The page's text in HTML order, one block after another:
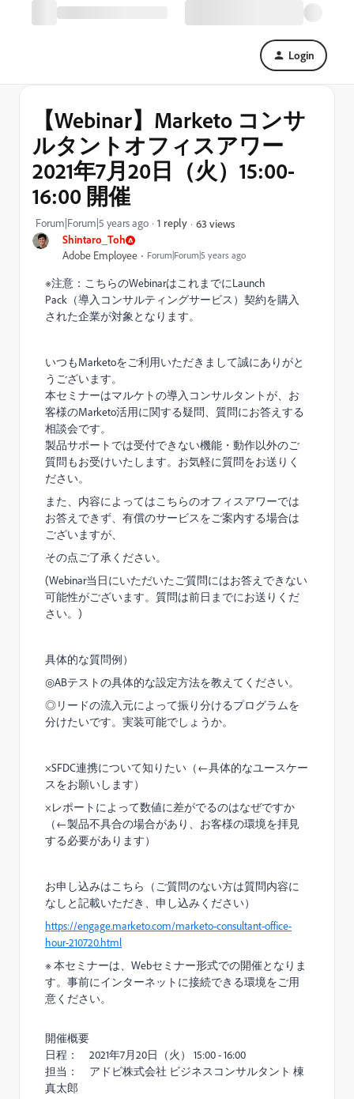
Login
Shintaro_Toh
Adobe Employee Forum|Forum|5 years ago
【Webinar】Marketo コンサ
ルタントオフィスアワー
2021年7月20日（火）15:00-
16:00 開催
Forum|Forum|5 years ago 1 reply 63 views
※注意：こちらのWebinarはこれまでにLaunch
Pack（導入コンサルティングサービス）契約を購入
された企業が対象となります。
いつもMarketoをご利用いただきまして誠にありがと
うございます。
本セミナーはマルケトの導入コンサルタントが、お
客様のMarketo活用に関する疑問、質問にお答えする
相談会です。
製品サポートでは受付できない機能・動作以外のご
質問もお受けいたします。お気軽に質問をお送りく
ださい。
また、内容によってはこちらのオフィスアワーでは
お答えできず、有償のサービスをご案内する場合は
ございますが、
その点ご了承ください。
(Webinar当日にいただいたご質問にはお答えできない
可能性がございます。質問は前日までにお送りくだ
さい。)
具体的な質問例）
◎ABテストの具体的な設定方法を教えてください。
◎リードの流入元によって振り分けるプログラムを
分けたいです。実装可能でしょうか。
×SFDC連携について知りたい（←具体的なユースケー
スをお願いします）
×レポートによって数値に差がでるのはなぜですか
（←製品不具合の場合があり、お客様の環境を拝見
する必要があります）
お申し込みはこちら（ご質問のない方は質問内容に
なしと記載いただき、申し込みください）
https://engage.marketo.com/marketo-consultant-office-
hour-210720.html
※ 本セミナーは、Webセミナー形式での開催となりま
す。事前にインターネットに接続できる環境をご用
意ください。
開催概要
日程： 2021年7月20日（火） 15:00 - 16:00
担当： アドビ株式会社 ビジネスコンサルタント 棟
真太郎